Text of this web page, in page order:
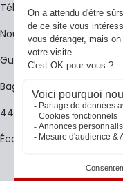
​Télécharger le catalogue
Nous contacter
Guides La Baguetterie
Baguetterie Shop Online
44 ans de rencontres
Écoles